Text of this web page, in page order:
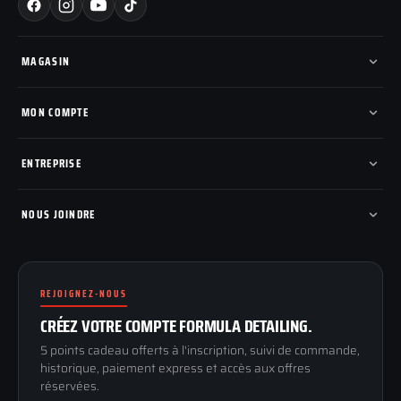
MAGASIN
Nos marques
Pads de polissage
Pièces détachées
MON COMPTE
Mes tickets SAV
Mon parrainage
Programme fidelite
ENTREPRISE
Compte pro
Politique de retour
Conditions générales
Mentions légales
Confidentialité
NOUS JOINDRE
89100 SENS
03 73 61 02 02
Lun-Ven
9h-12h / 14h-17h
REJOIGNEZ-NOUS
CRÉEZ VOTRE COMPTE FORMULA DETAILING.
5 points cadeau offerts à l'inscription, suivi de commande,
historique, paiement express et accès aux offres
réservées.